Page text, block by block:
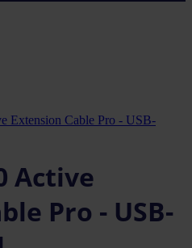
Extension Cable Pro - USB-
Active
Pro - USB-